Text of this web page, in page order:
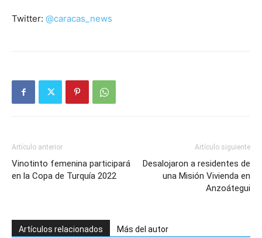
Twitter: @caracas_news
Artículo anterior
Vinotinto femenina participará
en la Copa de Turquía 2022
Artículo siguiente
Desalojaron a residentes de
una Misión Vivienda en
Anzoátegui
Artículos relacionados Más del autor